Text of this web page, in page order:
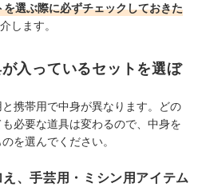
選ぶ際に必ずチェックしておきた
します。
入っているセットを選ぼ
携帯用で中身が異なります。どの
必要な道具は変わるので、中身を
を選んでください。
、手芸用・ミシン用アイテム